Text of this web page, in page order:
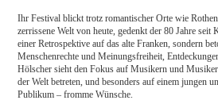
Ihr Festival blickt trotz romantischer Orte wie
zerrissene Welt von heute, gedenkt der 80 Jahre seit
einer Retrospektive auf das alte Franken, sondern
Menschenrechte und Meinungsfreiheit,
Hölscher sieht den Fokus auf Musikern und
der Welt betreten, und besonders auf einem jungen
Publikum – fromme Wünsche.